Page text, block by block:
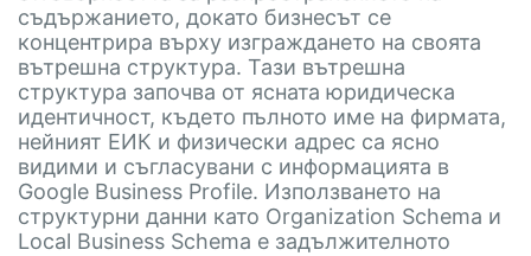
съдържанието, докато бизнесът се
концентрира върху изграждането на своята
вътрешна структура. Тази вътрешна
структура започва от ясната юридическа
идентичност, където пълното име на фирмата,
нейният ЕИК и физически адрес са ясно
видими и съгласувани с информацията в
Google Business Profile. Използването на
структурни данни като Organization Schema и
Local Business Schema е задължителното